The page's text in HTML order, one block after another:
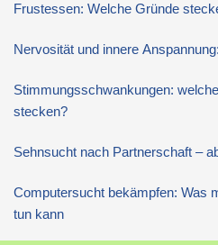
Frustessen: Welche Gründe
Nervosität und innere
Stimmungsschwankungen:
stecken?
Sehnsucht nach Partnerschaft –
Computersucht bekämpfen: Was
tun kann